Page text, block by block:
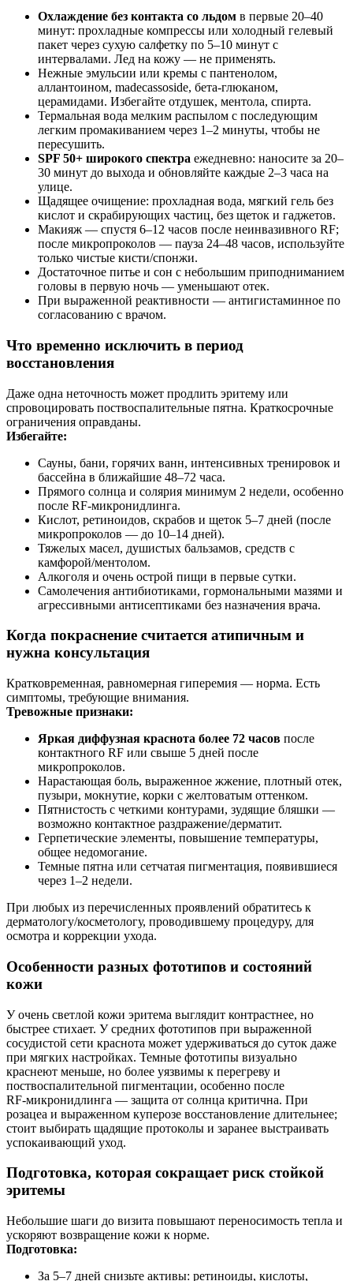
Охлаждение без контакта со льдом в первые 20–40
минут: прохладные компрессы или холодный гелевый
пакет через сухую салфетку по 5–10 минут с
интервалами. Лед на кожу — не применять.
Нежные эмульсии или кремы с пантенолом,
аллантоином, madecassoside, бета‑глюканом,
церамидами. Избегайте отдушек, ментола, спирта.
Термальная вода мелким распылом с последующим
легким промакиванием через 1–2 минуты, чтобы не
пересушить.
SPF 50+ широкого спектра ежедневно: наносите за 20–
30 минут до выхода и обновляйте каждые 2–3 часа на
улице.
Щадящее очищение: прохладная вода, мягкий гель без
кислот и скрабирующих частиц, без щеток и гаджетов.
Макияж — спустя 6–12 часов после неинвазивного RF;
после микропроколов — пауза 24–48 часов, используйте
только чистые кисти/спонжи.
Достаточное питье и сон с небольшим приподниманием
головы в первую ночь — уменьшают отек.
При выраженной реактивности — антигистаминное по
согласованию с врачом.
Что временно исключить в период
восстановления
Даже одна неточность может продлить эритему или
спровоцировать поствоспалительные пятна. Краткосрочные
ограничения оправданы.
Избегайте:
Сауны, бани, горячих ванн, интенсивных тренировок и
бассейна в ближайшие 48–72 часа.
Прямого солнца и солярия минимум 2 недели, особенно
после RF‑микронидлинга.
Кислот, ретиноидов, скрабов и щеток 5–7 дней (после
микропроколов — до 10–14 дней).
Тяжелых масел, душистых бальзамов, средств с
камфорой/ментолом.
Алкоголя и очень острой пищи в первые сутки.
Самолечения антибиотиками, гормональными мазями и
агрессивными антисептиками без назначения врача.
Когда покраснение считается атипичным и
нужна консультация
Кратковременная, равномерная гиперемия — норма. Есть
симптомы, требующие внимания.
Тревожные признаки:
Яркая диффузная краснота более 72 часов после
контактного RF или свыше 5 дней после
микропроколов.
Нарастающая боль, выраженное жжение, плотный отек,
пузыри, мокнутие, корки с желтоватым оттенком.
Пятнистость с четкими контурами, зудящие бляшки —
возможно контактное раздражение/дерматит.
Герпетические элементы, повышение температуры,
общее недомогание.
Темные пятна или сетчатая пигментация, появившиеся
через 1–2 недели.
При любых из перечисленных проявлений обратитесь к
дерматологу/косметологу, проводившему процедуру, для
осмотра и коррекции ухода.
Особенности разных фототипов и состояний
кожи
У очень светлой кожи эритема выглядит контрастнее, но
быстрее стихает. У средних фототипов при выраженной
сосудистой сети краснота может удерживаться до суток даже
при мягких настройках. Темные фототипы визуально
краснеют меньше, но более уязвимы к перегреву и
поствоспалительной пигментации, особенно после
RF‑микронидлинга — защита от солнца критична. При
розацеа и выраженном куперозе восстановление длительнее;
стоит выбирать щадящие протоколы и заранее выстраивать
успокаивающий уход.
Подготовка, которая сокращает риск стойкой
эритемы
Небольшие шаги до визита повышают переносимость тепла и
ускоряют возвращение кожи к норме.
Подготовка:
За 5–7 дней снизьте активы: ретиноиды, кислоты,